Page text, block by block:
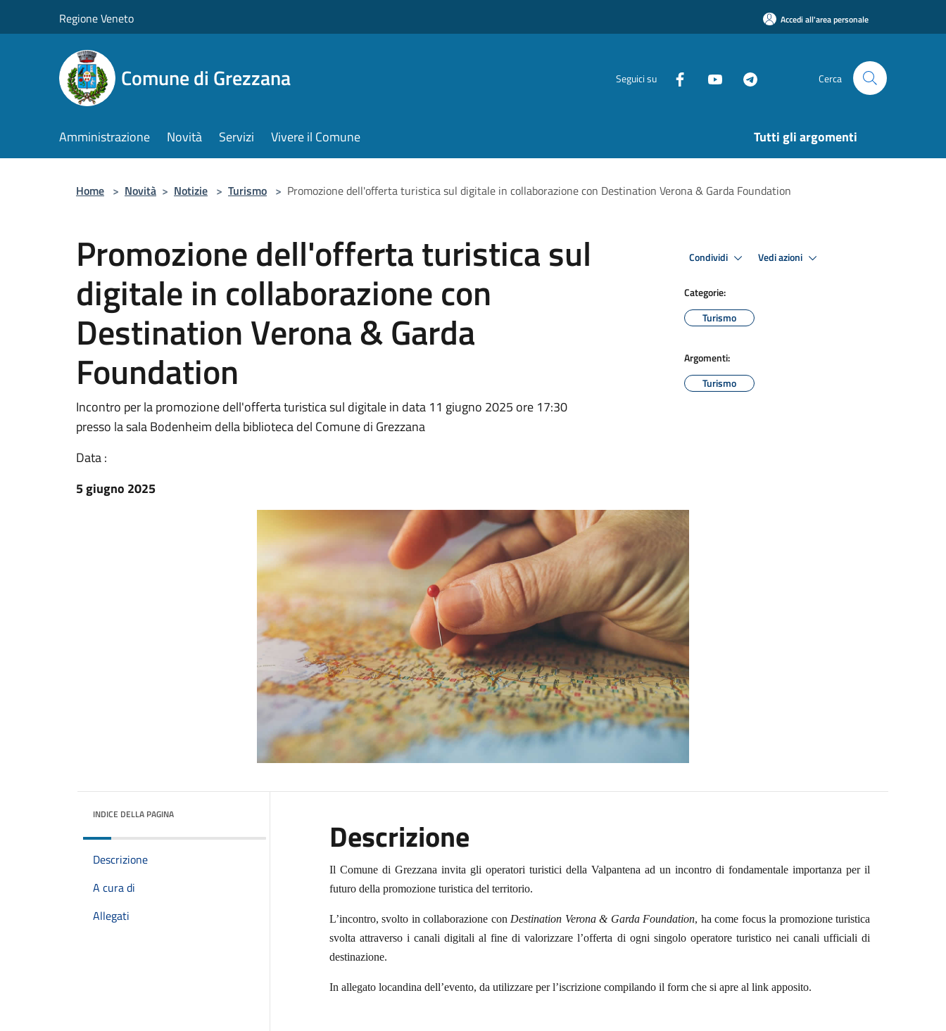
Regione Veneto Accedi all'area personale
Comune di Grezzana Seguici su Cerca
Amministrazione Novità Servizi Vivere il Comune Tutti gli argomenti
Home > Novità > Notizie > Turismo > Promozione dell'offerta turistica sul digitale in collaborazione con Destination Verona & Garda Foundation
Promozione dell'offerta turistica sul
digitale in collaborazione con
Destination Verona & Garda
Foundation
Incontro per la promozione dell'offerta turistica sul digitale in data 11 giugno 2025 ore 17:30
presso la sala Bodenheim della biblioteca del Comune di Grezzana
Data :
5 giugno 2025
Condividi Vedi azioni
Categorie:
Turismo
Argomenti:
Turismo
INDICE DELLA PAGINA
Descrizione
A cura di
Allegati
Descrizione
Il Comune di Grezzana invita gli operatori turistici della Valpantena ad un incontro di fondamentale importanza per il
futuro della promozione turistica del territorio.
L’incontro, svolto in collaborazione con Destination Verona & Garda Foundation, ha come focus la promozione turistica
svolta attraverso i canali digitali al fine di valorizzare l’offerta di ogni singolo operatore turistico nei canali ufficiali di
destinazione.
In allegato locandina dell’evento, da utilizzare per l’iscrizione compilando il form che si apre al link apposito.